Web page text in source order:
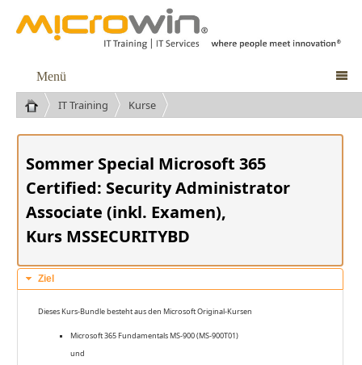
Menü 
IT Training Kurse
Sommer Special Microsoft 365
Certified: Security Administrator
Associate (inkl. Examen),
Kurs MSSECURITYBD
Ziel
Dieses Kurs-Bundle besteht aus den Microsoft Original-Kursen
Microsoft 365 Fundamentals MS-900 (MS-900T01)
und